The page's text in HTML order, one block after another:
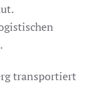
transportiert